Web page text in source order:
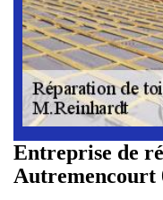
Entreprise de
Autremencourt